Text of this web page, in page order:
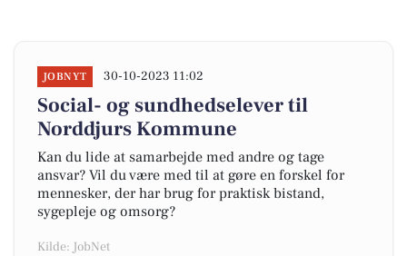
JOBNYT 30-10-2023 11:02
Social- og sundhedselever til
Norddjurs Kommune
Kan du lide at samarbejde med andre og tage
ansvar? Vil du være med til at gøre en forskel for
mennesker, der har brug for praktisk bistand,
sygepleje og omsorg?
Kilde: JobNet